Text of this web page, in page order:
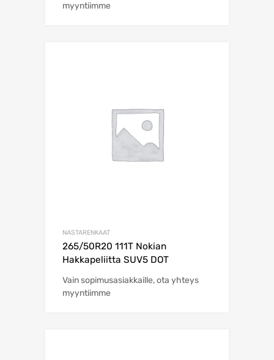
myyntiimme
NASTARENKAAT
265/50R20 111T Nokian
Hakkapeliitta SUV5 DOT
Vain sopimusasiakkaille, ota yhteys
myyntiimme